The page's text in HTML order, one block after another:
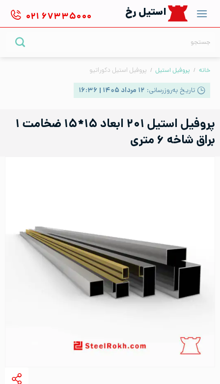
content
استیل رخ ۰۲۱ ۶۷۳۳۵۰۰۰
خانه / پروفیل استیل / پروفیل استیل دکوراتیو
تاریخ به‌روزرسانی: ۱۲ مرداد ۱۴۰۵ | ۱۶:۳۶
پروفیل استیل ۲۰۱ ابعاد ۱۵*۱۵ ضخامت ۱
براق شاخه ۶ متری